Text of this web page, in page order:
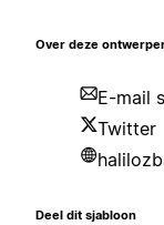
Over deze
E-mail
Twitter
Deel dit sjabloon